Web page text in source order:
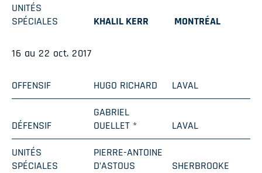
UNITÉS
SPÉCIALES
KHALIL KERR MONTRÉAL
16 au 22 oct. 2017
OFFENSIF HUGO RICHARD LAVAL
DÉFENSIF
GABRIEL
OUELLET *
LAVAL
UNITÉS
SPÉCIALES
PIERRE-ANTOINE
D’ASTOUS
SHERBROOKE